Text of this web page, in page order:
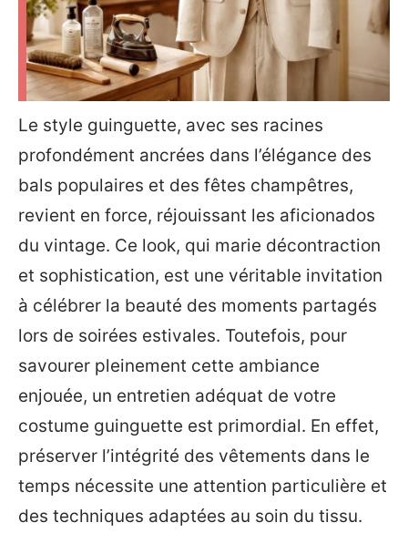
Le style guinguette, avec ses racines
profondément ancrées dans l’élégance des
bals populaires et des fêtes champêtres,
revient en force, réjouissant les aficionados
du vintage. Ce look, qui marie décontraction
et sophistication, est une véritable invitation
à célébrer la beauté des moments partagés
lors de soirées estivales. Toutefois, pour
savourer pleinement cette ambiance
enjouée, un entretien adéquat de votre
costume guinguette est primordial. En effet,
préserver l’intégrité des vêtements dans le
temps nécessite une attention particulière et
des techniques adaptées au soin du tissu.